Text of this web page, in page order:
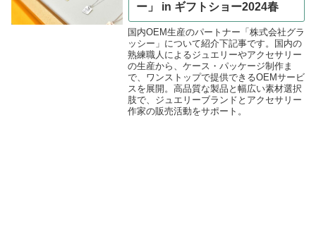
ー」 in ギフトショー2024春
国内OEM生産のパートナー「株式会社グラ
ッシー」について紹介下記事です。国内の
熟練職人によるジュエリーやアクセサリー
の生産から、ケース・パッケージ制作ま
で、ワンストップで提供できるOEMサービ
スを展開。高品質な製品と幅広い素材選択
肢で、ジュエリーブランドとアクセサリー
作家の販売活動をサポート。